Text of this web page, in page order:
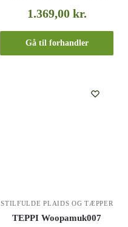
1.369,00 kr.
Gå til forhandler
STILFULDE PLAIDS OG TÆPPER
TEPPI Woopamuk007